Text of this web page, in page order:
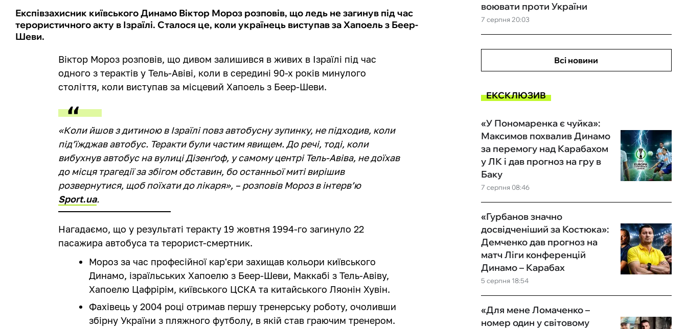
Експівзахисник київського Динамо Віктор Мороз розповів, що ледь не загинув під час
терористичного акту в Ізраїлі. Сталося це, коли українець виступав за Хапоель з Беер-
Шеви.
Віктор Мороз розповів, що дивом залишився в живих в Ізраїлі під час
одного з терактів у Тель-Авіві, коли в середині 90-х років минулого
століття, коли виступав за місцевий Хапоель з Беер-Шеви.
«Коли йшов з дитиною в Ізраїлі повз автобусну зупинку, не підходив, коли
під’їжджав автобус. Теракти були частим явищем. До речі, тоді, коли
вибухнув автобус на вулиці Дізенґоф, у самому центрі Тель-Авіва, не доїхав
до місця трагедії за збігом обставин, бо останньої миті вирішив
розвернутися, щоб поїхати до лікаря», – розповів Мороз в інтерв’ю
Sport.ua.
Нагадаємо, що у результаті теракту 19 жовтня 1994-го загинуло 22
пасажира автобуса та терорист-смертник.
Мороз за час професійної кар'єри захищав кольори київського
Динамо, ізраїльських Хапоелю з Беер-Шеви, Маккабі з Тель-Авіву,
Хапоелю Цафрірім, київського ЦСКА та китайського Ляонін Хувін.
Фахівець у 2004 році отримав першу тренерську роботу, очоливши
збірну України з пляжного футболу, в якій став граючим тренером.
7 серпня 20:03
воювати проти України
Всі новини
ЕКСКЛЮЗИВ
7 серпня 08:46
«У Пономаренка є чуйка»:
Максимов похвалив Динамо
за перемогу над Карабахом
у ЛК і дав прогноз на гру в
Баку
5 серпня 18:54
«Гурбанов значно
досвідченіший за Костюка»:
Демченко дав прогноз на
матч Ліги конференцій
Динамо – Карабах
«Для мене Ломаченко –
номер один у світовому